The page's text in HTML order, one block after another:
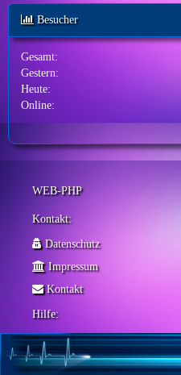
Besucher
Gesamt:
Gestern:
Heute:
Online:
WEB-PHP
Kontakt:
Datenschutz
Impressum
Kontakt
Hilfe: